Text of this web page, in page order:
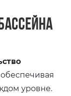
уровне.